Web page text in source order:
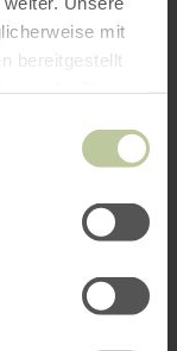
mit
bereitgestellt